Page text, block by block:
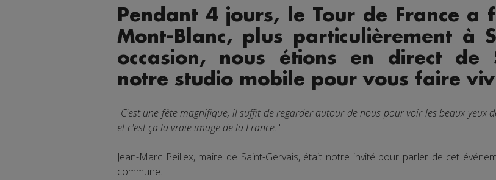
Pendant 4 jours, le Tour de France a
Mont-Blanc, plus particulièrement à
occasion, nous étions en direct de
notre studio mobile pour vous faire
"C'est une fête magnifique, il suffit de regarder autour de nous pour voir les beaux yeux
et c'est ça la vraie image de la France."
Jean-Marc Peillex, maire de Saint-Gervais, était notre invité pour parler de cet
commune.